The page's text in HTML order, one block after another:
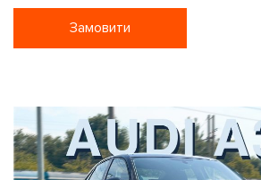
Замовити